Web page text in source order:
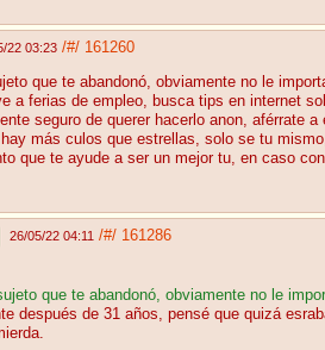
22 03:23 /#/ 161260
que te abandonó, obviamente no le
a ferias de empleo, busca tips en internet
seguro de querer hacerlo anon, aférrate
más culos que estrellas, solo se tu
que te ayude a ser un mejor tu, en caso
26/05/22 04:11 /#/ 161286
que te abandonó, obviamente no le
después de 31 años, pensé que quizá